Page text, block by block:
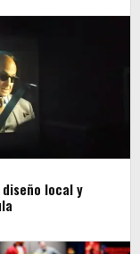
local y